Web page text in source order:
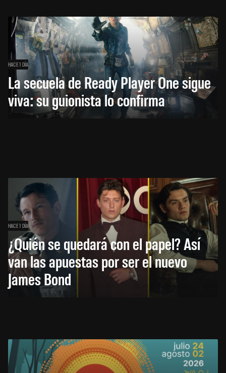
HACE 1 DÍA
La secuela de Ready Player One sigue
viva: su guionista lo confirma
HACE 1 DÍA
¿Quién se quedará con el papel? Así
van las apuestas por ser el nuevo
James Bond